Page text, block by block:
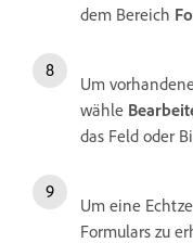
dem Bereich
Um
wähle
das Feld oder
Um eine
Formulars zu